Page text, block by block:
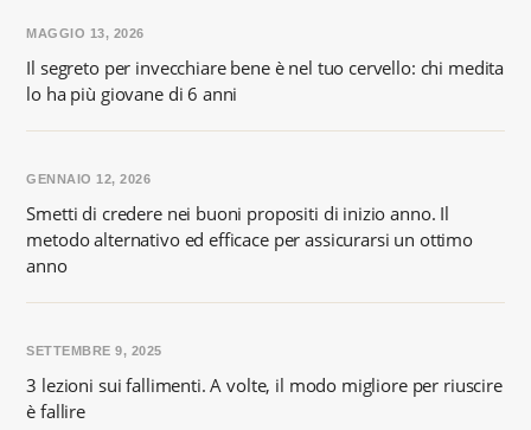
Il segreto per invecchiare bene è nel tuo cervello: chi medita
lo ha più giovane di 6 anni
MAGGIO 13, 2026
Smetti di credere nei buoni propositi di inizio anno. Il
metodo alternativo ed efficace per assicurarsi un ottimo
anno
GENNAIO 12, 2026
3 lezioni sui fallimenti. A volte, il modo migliore per riuscire
è fallire
SETTEMBRE 9, 2025